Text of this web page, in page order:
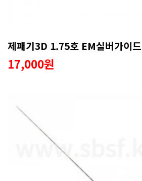
제패기3D 1.75호 EM실버가이
17,000원